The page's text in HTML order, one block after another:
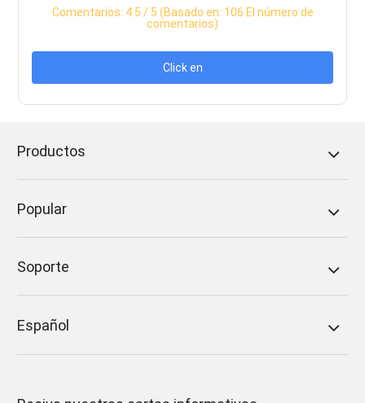
Comentarios: 4.5 / 5 (Basado en: 106 El número de
comentarios)
Click en
Productos
Popular
Soporte
Español